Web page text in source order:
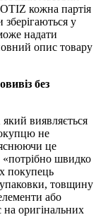
кожна партія
у
надати
опис товару
без
виявляється
не
це
«потрібно швидко
покупець
товщину
або
оригінальних